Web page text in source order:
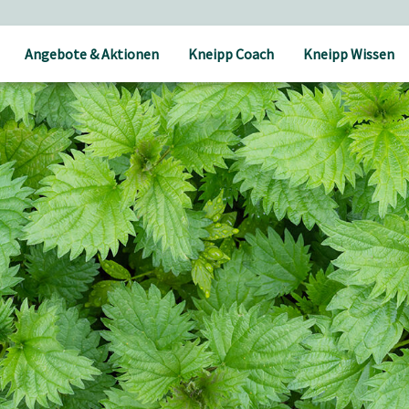
Angebote & Aktionen Kneipp Coach Kneipp Wissen